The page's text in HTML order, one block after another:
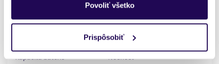
Povoliť všetko
Prispôsobiť
Mestské elektrobicykle
Shimano
Materiál rámu
Kapacita batérie
Nosnosť